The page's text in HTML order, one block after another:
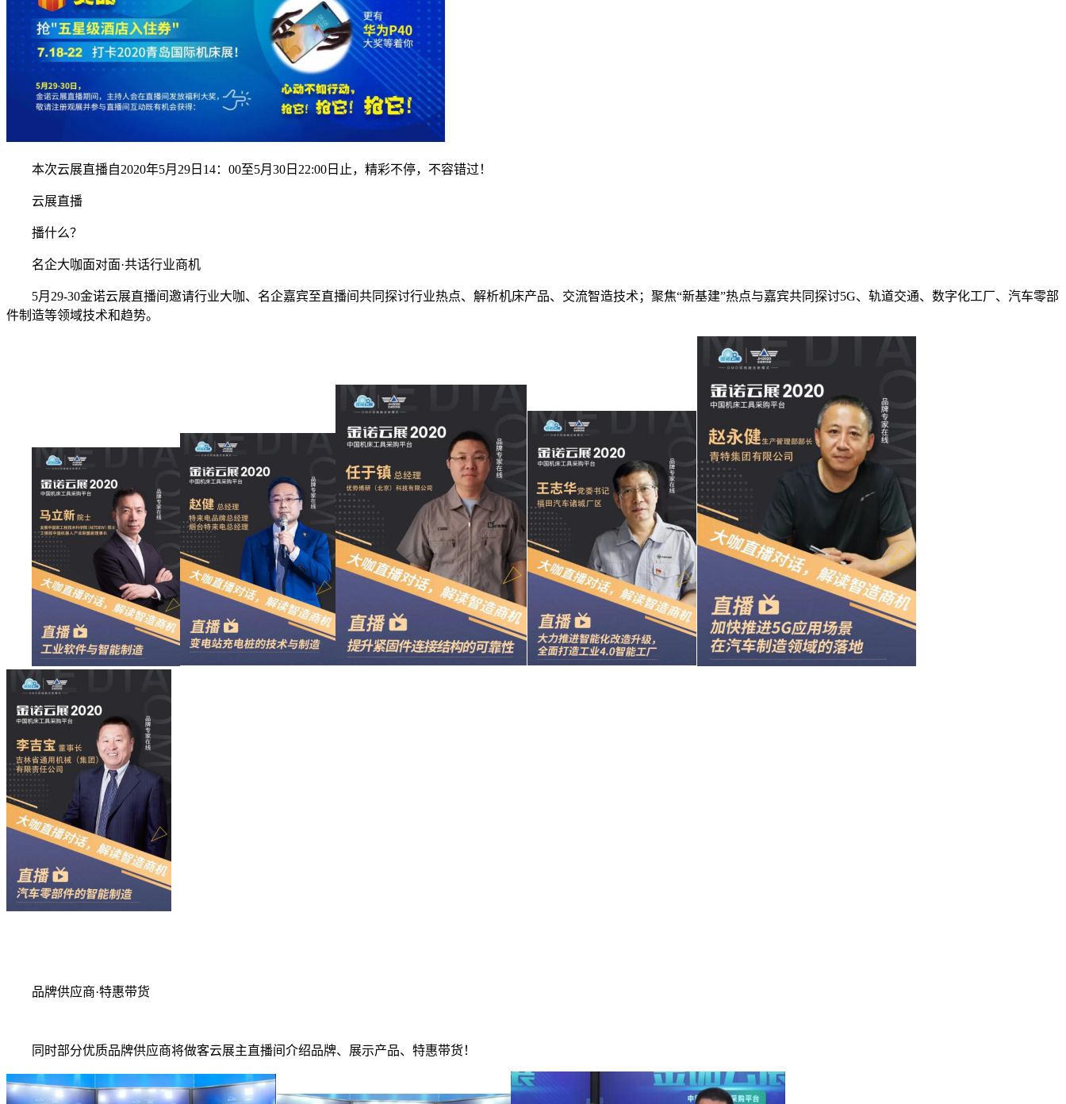
本次云展直播自2020年5月29日14：00至5月30日22:00日止，精彩不停，不容错过！
云展直播
播什么？
名企大咖面对面·共话行业商机
5月29-30金诺云展直播间邀请行业大咖、名企嘉宾至直播间共同探讨行业热点、解析机床产品、交流智造技术；聚焦“新基建”热点与嘉宾共同探讨5G、轨道交通、数字化工厂、汽车零部
件制造等领域技术和趋势。
品牌供应商·特惠带货
同时部分优质品牌供应商将做客云展主直播间介绍品牌、展示产品、特惠带货！